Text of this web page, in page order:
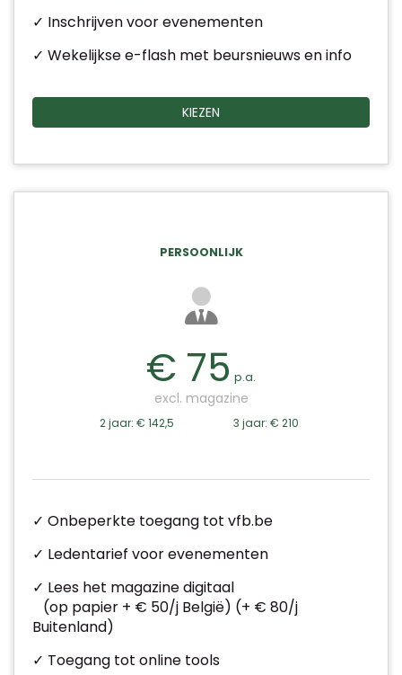
✓ Inschrijven voor evenementen
✓ Wekelijkse e-flash met beursnieuws en info
KIEZEN
PERSOONLIJK
€ 75 p.a.
excl. magazine
2 jaar: € 142,5 3 jaar: € 210
✓ Onbeperkte toegang tot vfb.be
✓ Ledentarief voor evenementen
✓ Lees het magazine digitaal
(op papier + € 50/j België) (+ € 80/j
Buitenland)
✓ Toegang tot online tools